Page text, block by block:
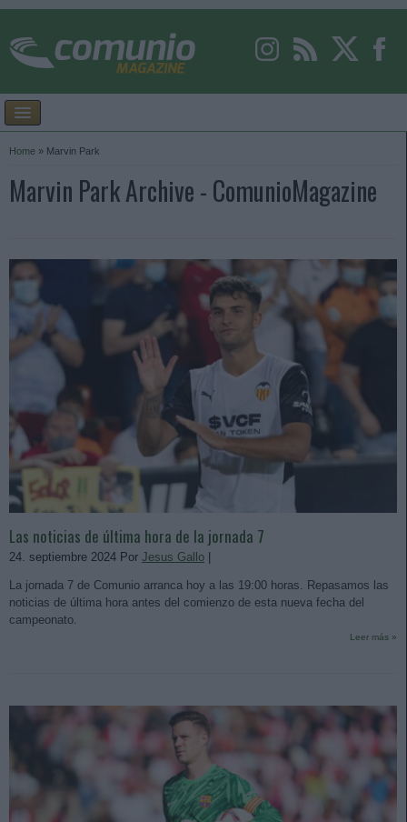
Home » Marvin Park
Marvin Park Archive - ComunioMagazine
Las noticias de última hora de la jornada 7
24. septiembre 2024 Por Jesus Gallo
La jornada 7 de Comunio arranca hoy a las 19:00 horas. Repasamos las
noticias de última hora antes del comienzo de esta nueva fecha del
campeonato.
Leer más »